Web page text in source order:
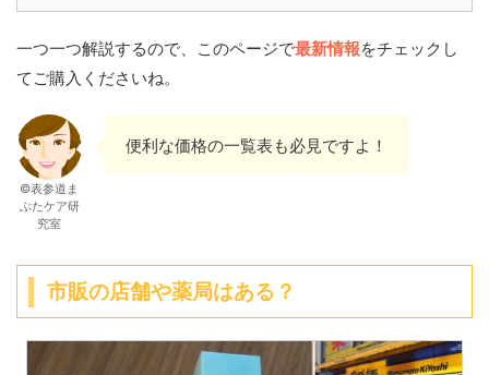
一つ一つ解説するので、このページで最新情報をチェックし
てご購入くださいね。
©表参道ま
ぶたケア研
究室
便利な価格の一覧表も必見ですよ！
市販の店舗や薬局はある？